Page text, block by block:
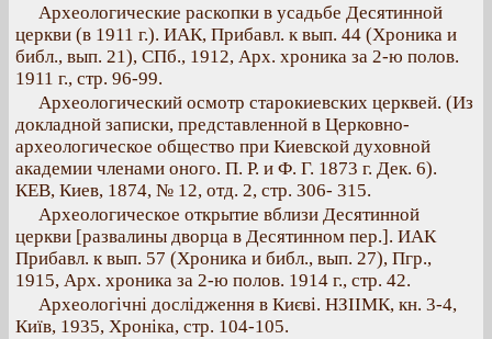
Археологические раскопки в усадьбе Десятинной
церкви (в 1911 г.). ИАК, Прибавл. к вып. 44 (Хроника и
библ., вып. 21), СПб., 1912, Арх. хроника за 2-ю полов.
1911 г., стр. 96-99.
Археологический осмотр старокиевских церквей. (Из
докладной записки, представленной в Церковно-
археологическое общество при Киевской духовной
академии членами оного. П. Р. и Ф. Г. 1873 г. Дек. 6).
КЕВ, Киев, 1874, № 12, отд. 2, стр. 306- 315.
Археологическое открытие вблизи Десятинной
церкви [развалины дворца в Десятинном пер.]. ИАК
Прибавл. к вып. 57 (Хроника и библ., вып. 27), Пгр.,
1915, Арх. хроника за 2-ю полов. 1914 г., стр. 42.
Археологічні дослідження в Києві. НЗІІМК, кн. 3-4,
Київ, 1935, Хроніка, стр. 104-105.